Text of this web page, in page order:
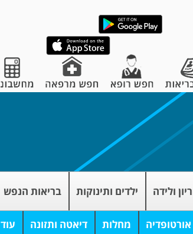
ולידה ילדים ותינוקות בריאות הנפש
אורטופדיה מחלות דיאטה ותזונה עוד